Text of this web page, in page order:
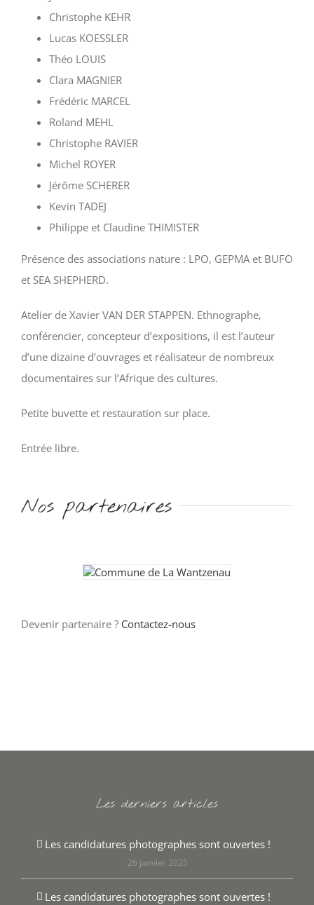
Christophe KEHR
Lucas KOESSLER
Théo LOUIS
Clara MAGNIER
Frédéric MARCEL
Roland MEHL
Christophe RAVIER
Michel ROYER
Jérôme SCHERER
Kevin TADEJ
Philippe et Claudine THIMISTER
Présence des associations nature : LPO, GEPMA et BUFO
et SEA SHEPHERD.
Atelier de Xavier VAN DER STAPPEN. Ethnographe,
conférencier, concepteur d’expositions, il est l’auteur
d’une dizaine d’ouvrages et réalisateur de nombreux
documentaires sur l’Afrique des cultures.
Petite buvette et restauration sur place.
Entrée libre.
Nos partenaires
Devenir partenaire ? Contactez-nous
Les derniers articles
Les candidatures photographes sont ouvertes !
26 janvier 2025
Les candidatures photographes sont ouvertes !